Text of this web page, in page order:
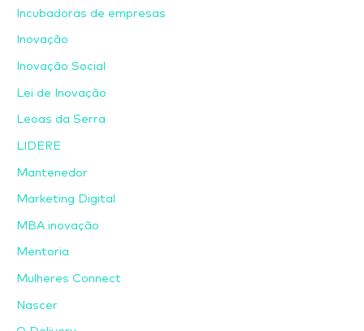
Incubadoras de empresas
Inovação
Inovação Social
Lei de Inovação
Leoas da Serra
LIDERE
Mantenedor
Marketing Digital
MBA inovação
Mentoria
Mulheres Connect
Nascer